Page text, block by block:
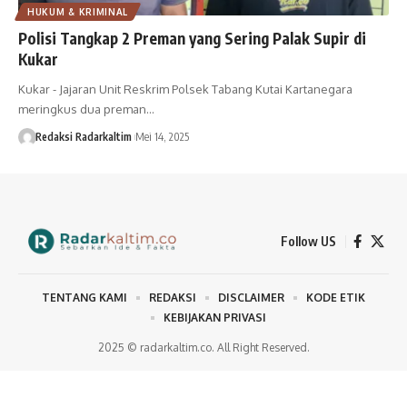
HUKUM & KRIMINAL
Polisi Tangkap 2 Preman yang Sering Palak Supir di
Kukar
Kukar - Jajaran Unit Reskrim Polsek Tabang Kutai Kartanegara
meringkus dua preman…
Redaksi Radarkaltim Mei 14, 2025
Follow US
2025 © radarkaltim.co. All Right Reserved.
TENTANG KAMI REDAKSI DISCLAIMER
KODE ETIK
KEBIJAKAN PRIVASI